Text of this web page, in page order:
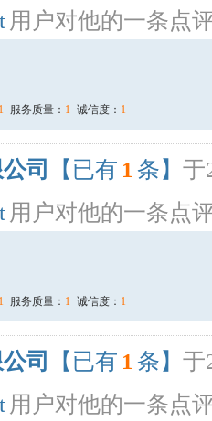
用户对他的一条点
1 服务质量： 1 诚信度： 1
司 【已有 1 条】 于
用户对他的一条点
1 服务质量： 1 诚信度： 1
司 【已有 1 条】 于
用户对他的一条点